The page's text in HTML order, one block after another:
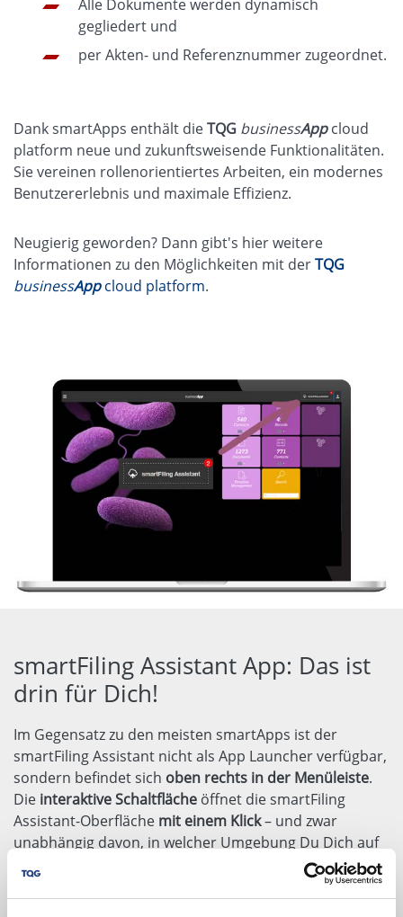
Alle Dokumente werden dynamisch
gegliedert und
per Akten- und Referenznummer zugeordnet.
Dank smartApps enthält dieTQG businessAppcloud
platform neue und zukunftsweisende Funktionalitäten.
Sie vereinen rollenorientiertes Arbeiten, ein modernes
Benutzererlebnis und maximale Effizienz.
Neugierig geworden? Dann gibt's hier weitere
Informationen zu den Möglichkeiten mit derTQG
businessAppcloud platform.
smartFiling Assistant App: Das ist
drin für Dich!
Im Gegensatz zu den meisten smartApps ist der
smartFiling Assistant nicht als App Launcher verfügbar,
sondern befindet sich oben rechts in der Menüleiste.
Die interaktive Schaltfläche öffnet die smartFiling
Assistant-Oberfläche mit einem Klick– und zwar
unabhängig davon, in welcher Umgebung Du Dich auf
cloud platform befindest.